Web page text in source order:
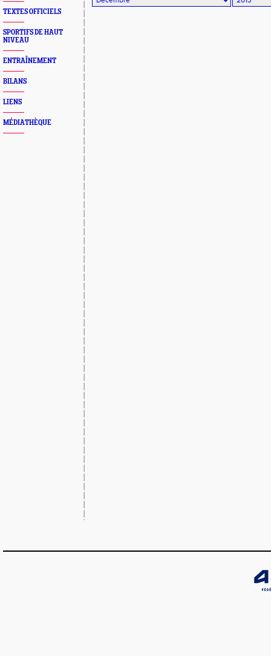
TEXTES OFFICIELS
SPORTIFS DE HAUT
NIVEAU
ENTRAÎNEMENT
BILANS
LIENS
MÉDIATHÈQUE